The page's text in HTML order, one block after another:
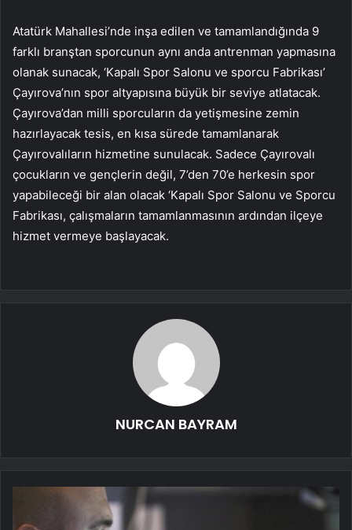
Atatürk Mahallesi’nde inşa edilen ve tamamlandığında 9
farklı branştan sporcunun aynı anda antrenman yapmasına
olanak sunacak, ‘Kapalı Spor Salonu ve sporcu Fabrikası’
Çayırova’nın spor altyapısına büyük bir seviye atlatacak.
Çayırova’dan milli sporcuların da yetişmesine zemin
hazırlayacak tesis, en kısa sürede tamamlanarak
Çayırovalıların hizmetine sunulacak. Sadece Çayırovalı
çocukların ve gençlerin değil, 7’den 70’e herkesin spor
yapabileceği bir alan olacak ‘Kapalı Spor Salonu ve Sporcu
Fabrikası, çalışmaların tamamlanmasının ardından ilçeye
hizmet vermeye başlayacak.
NURCAN BAYRAM